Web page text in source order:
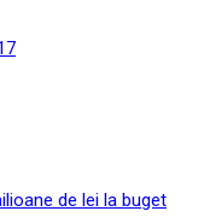
de lei la buget